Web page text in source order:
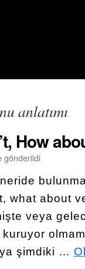
anlatımı
How
gönderildi
what about
veya
şimdiki …